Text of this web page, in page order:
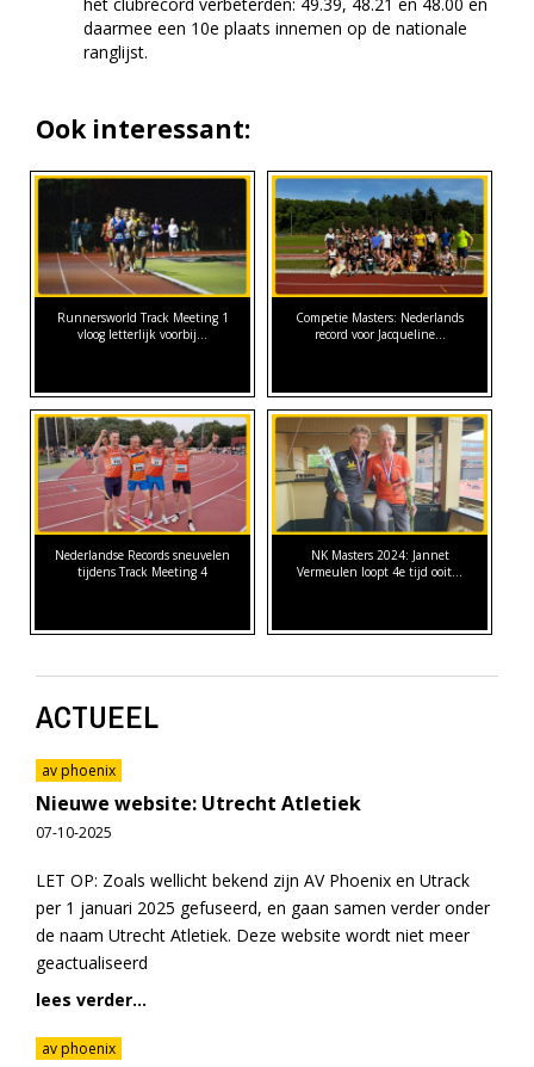
daarmee een 10e plaats innemen op de nationale
ranglijst.
Ook interessant:
Runnersworld Track Meeting 1
vloog letterlijk voorbij...
Competie Masters: Nederlands
record voor Jacqueline…
Nederlandse Records sneuvelen
tijdens Track Meeting 4
NK Masters 2024: Jannet
Vermeulen loopt 4e tijd ooit…
ACTUEEL
av phoenix
Nieuwe website: Utrecht Atletiek
07-10-2025
LET OP: Zoals wellicht bekend zijn AV Phoenix en Utrack
per 1 januari 2025 gefuseerd, en gaan samen verder onder
de naam Utrecht Atletiek. Deze website wordt niet meer
geactualiseerd
lees verder...
av phoenix